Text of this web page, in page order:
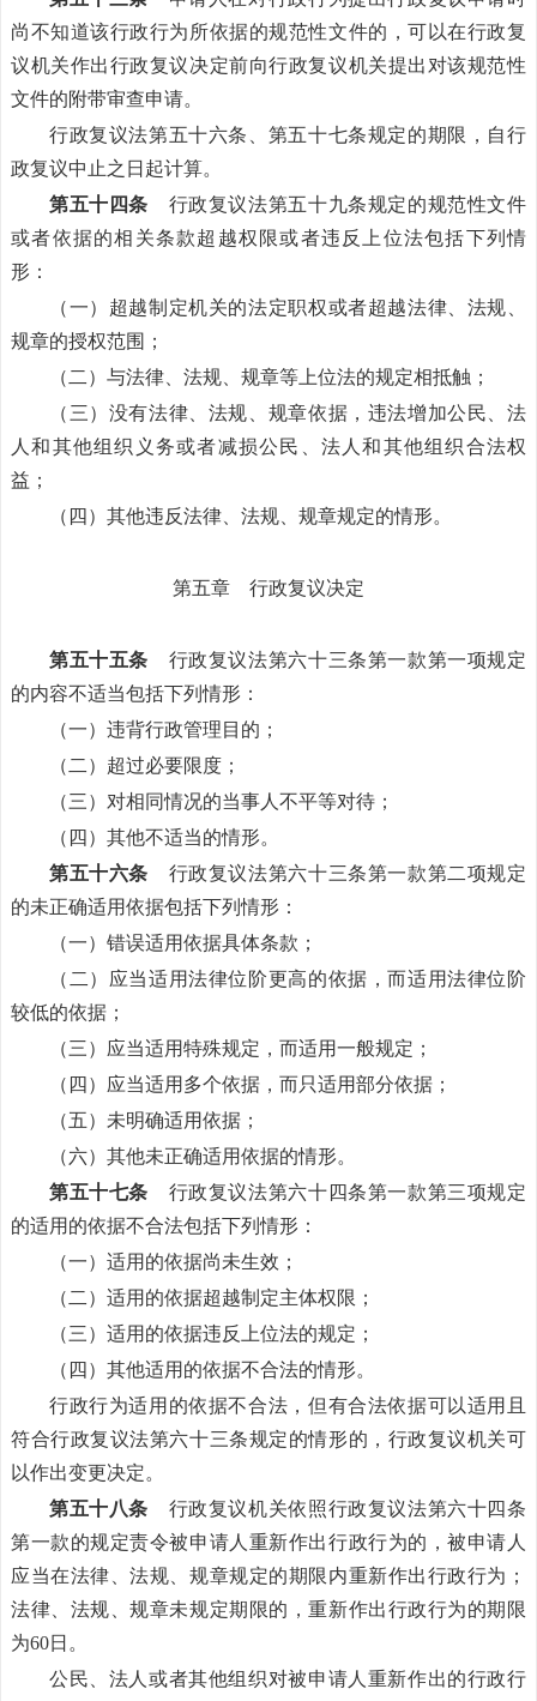
尚不知道该行政行为所依据的规范性文件的，可以在行政复
议机关作出行政复议决定前向行政复议机关提出对该规范性
文件的附带审查申请。
行政复议法第五十六条、第五十七条规定的期限，自行
政复议中止之日起计算。
第五十四条 行政复议法第五十九条规定的规范性文件
或者依据的相关条款超越权限或者违反上位法包括下列情
形：
（一）超越制定机关的法定职权或者超越法律、法规、
规章的授权范围；
（二）与法律、法规、规章等上位法的规定相抵触；
（三）没有法律、法规、规章依据，违法增加公民、法
人和其他组织义务或者减损公民、法人和其他组织合法权
益；
（四）其他违反法律、法规、规章规定的情形。
第五章 行政复议决定
第五十五条 行政复议法第六十三条第一款第一项规定
的内容不适当包括下列情形：
（一）违背行政管理目的；
（二）超过必要限度；
（三）对相同情况的当事人不平等对待；
（四）其他不适当的情形。
第五十六条 行政复议法第六十三条第一款第二项规定
的未正确适用依据包括下列情形：
（一）错误适用依据具体条款；
（二）应当适用法律位阶更高的依据，而适用法律位阶
较低的依据；
（三）应当适用特殊规定，而适用一般规定；
（四）应当适用多个依据，而只适用部分依据；
（五）未明确适用依据；
（六）其他未正确适用依据的情形。
第五十七条 行政复议法第六十四条第一款第三项规定
的适用的依据不合法包括下列情形：
（一）适用的依据尚未生效；
（二）适用的依据超越制定主体权限；
（三）适用的依据违反上位法的规定；
（四）其他适用的依据不合法的情形。
行政行为适用的依据不合法，但有合法依据可以适用且
符合行政复议法第六十三条规定的情形的，行政复议机关可
以作出变更决定。
第五十八条 行政复议机关依照行政复议法第六十四条
第一款的规定责令被申请人重新作出行政行为的，被申请人
应当在法律、法规、规章规定的期限内重新作出行政行为；
法律、法规、规章未规定期限的，重新作出行政行为的期限
为60日。
公民、法人或者其他组织对被申请人重新作出的行政行